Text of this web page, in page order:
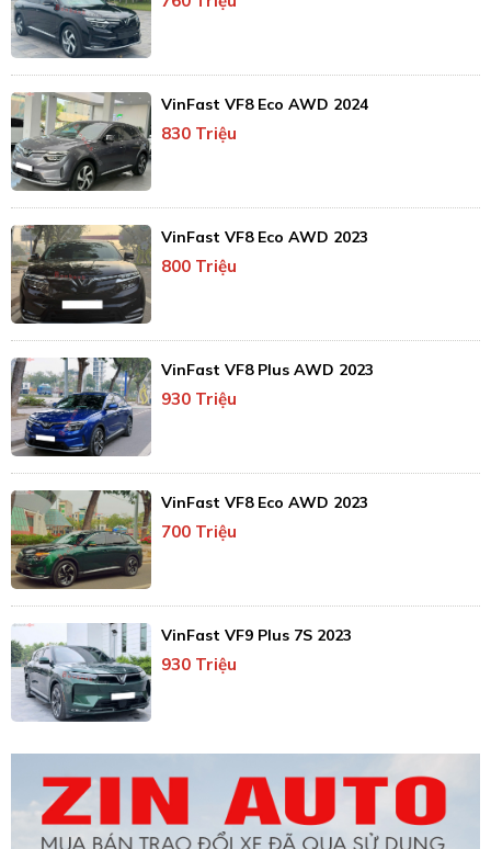
VinFast VF8 Eco AWD 2024
830 Triệu
VinFast VF8 Eco AWD 2023
800 Triệu
VinFast VF8 Plus AWD 2023
930 Triệu
VinFast VF8 Eco AWD 2023
700 Triệu
VinFast VF9 Plus 7S 2023
930 Triệu